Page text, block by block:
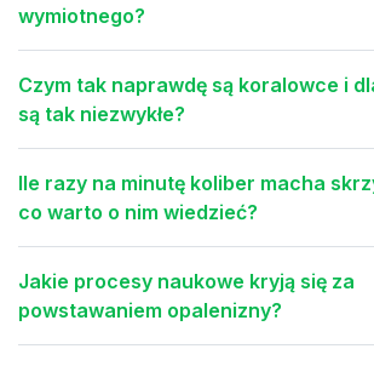
wymiotnego?
Czym tak naprawdę są koralowce i
są tak niezwykłe?
Ile razy na minutę koliber macha
co warto o nim wiedzieć?
Jakie procesy naukowe kryją się za
powstawaniem opalenizny?